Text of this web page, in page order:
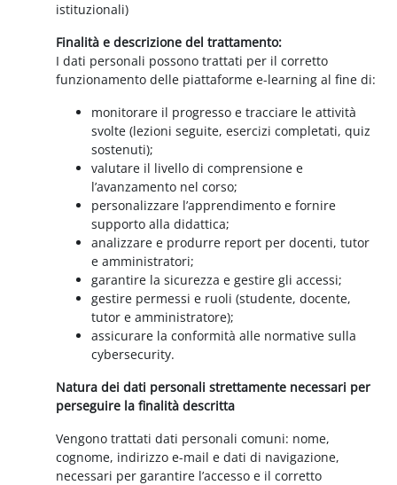
istituzionali)
Finalità e descrizione del trattamento:
I dati personali possono trattati per il corretto
funzionamento delle piattaforme e-learning al fine di:
monitorare il progresso e tracciare le attività
svolte (lezioni seguite, esercizi completati, quiz
sostenuti);
valutare il livello di comprensione e
l’avanzamento nel corso;
personalizzare l’apprendimento e fornire
supporto alla didattica;
analizzare e produrre report per docenti, tutor
e amministratori;
garantire la sicurezza e gestire gli accessi;
gestire permessi e ruoli (studente, docente,
tutor e amministratore);
assicurare la conformità alle normative sulla
cybersecurity.
Natura dei dati personali strettamente necessari per
perseguire la finalità descritta
Vengono trattati dati personali comuni: nome,
cognome, indirizzo e-mail e dati di navigazione,
necessari per garantire l’accesso e il corretto